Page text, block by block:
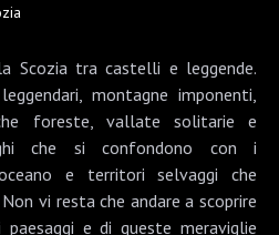
Scozia tra castelli e leggende.
montagne imponenti,
foreste, vallate solitarie e
che si confondono con i
e territori selvaggi che
vi resta che andare a scoprire
e di queste meraviglie